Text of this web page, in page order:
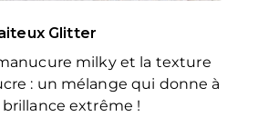
Glitter
milky et la texture
: un mélange qui donne à
extrême !